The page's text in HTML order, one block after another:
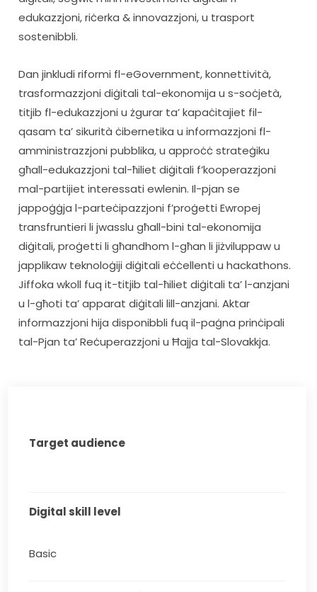
edukazzjoni, riċerka & innovazzjoni, u trasport
sostenibbli.
Dan jinkludi riformi fl-eGovernment, konnettività,
trasformazzjoni diġitali tal-ekonomija u s-soċjetà,
titjib fl-edukazzjoni u żgurar ta’ kapaċitajiet fil-
qasam ta’ sikurità ċibernetika u informazzjoni fl-
amministrazzjoni pubblika, u approċċ strateġiku
għall-edukazzjoni tal-ħiliet diġitali f’kooperazzjoni
mal-partijiet interessati ewlenin. Il-pjan se
jappoġġja l-parteċipazzjoni f’proġetti Ewropej
transfruntieri li jwasslu għall-bini tal-ekonomija
diġitali, proġetti li għandhom l-għan li jiżviluppaw u
japplikaw teknoloġiji diġitali eċċellenti u hackathons.
Jiffoka wkoll fuq it-titjib tal-ħiliet diġitali ta’ l-anzjani
u l-għoti ta’ apparat diġitali lill-anzjani. Aktar
informazzjoni hija disponibbli fuq il-paġna prinċipali
tal-Pjan ta’ Reċuperazzjoni u Ħajja tal-Slovakkja.
Target audience
Digital skill level
Basic